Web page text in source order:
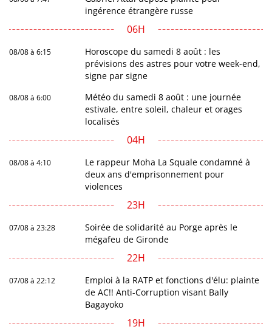
ingérence étrangère russe
06H
08/08 à 6:15
Horoscope du samedi 8 août : les
prévisions des astres pour votre week-end,
signe par signe
08/08 à 6:00
Météo du samedi 8 août : une journée
estivale, entre soleil, chaleur et orages
localisés
04H
08/08 à 4:10
Le rappeur Moha La Squale condamné à
deux ans d'emprisonnement pour
violences
23H
07/08 à 23:28
Soirée de solidarité au Porge après le
mégafeu de Gironde
22H
07/08 à 22:12
Emploi à la RATP et fonctions d'élu: plainte
de AC!! Anti-Corruption visant Bally
Bagayoko
19H